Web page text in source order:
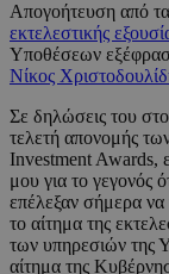
Απογοήτευση από
εκτελεστικής
Υποθέσεων
Νίκος
Σε δηλώσεις του
τελετή απονομής
Investment Awards,
μου για το γεγονός
επέλεξαν σήμερα
το αίτημα της
των υπηρεσιών της
αίτημα της